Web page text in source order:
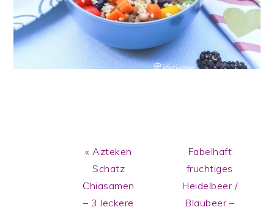
Previous
Post:
« Azteken
Schatz
Chiasamen
– 3 leckere
Next
Post:
Fabelhaft
fruchtiges
Heidelbeer /
Blaubeer –